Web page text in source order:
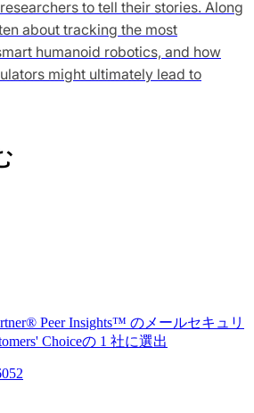
to tell their stories. Along
about tracking the most
humanoid robotics, and how
might ultimately lead to
Peer Insights™ のメールセキュリ
Choiceの 1 社に選出